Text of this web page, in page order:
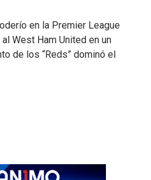
en la Premier League
West Ham United en un
de los “Reds” dominó el